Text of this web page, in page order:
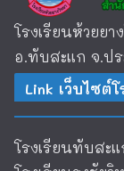
โรงเรียนห้วยย
อ.ทับสะแก จ.ป
Link เว็บไซต์
โรงเรียนทับสะ